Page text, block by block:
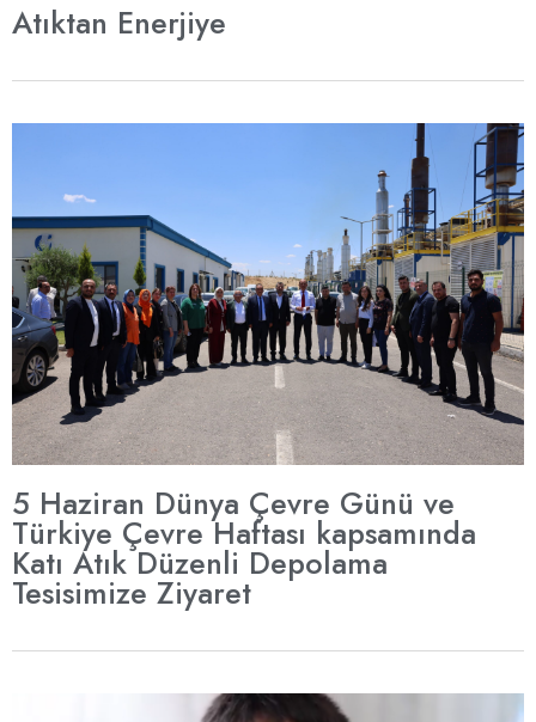
Atıktan Enerjiye
5 Haziran Dünya Çevre Günü ve
Türkiye Çevre Haftası kapsamında
Katı Atık Düzenli Depolama
Tesisimize Ziyaret